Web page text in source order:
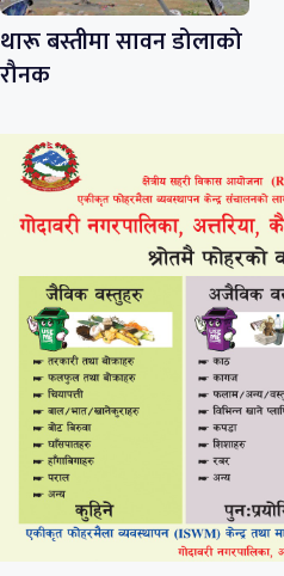
थारू बस्तीमा सावन डोलाको
रौनक